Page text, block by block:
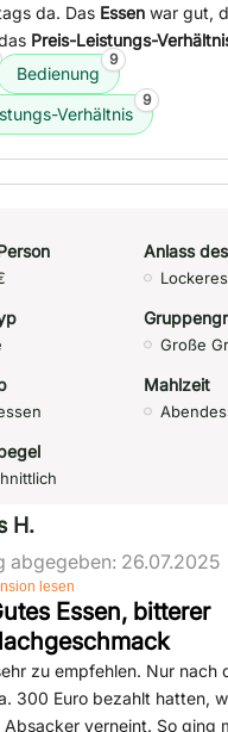
da. Das Essen war gut,
Preis-Leistungs-
Bedienung
9
Verhältnis
9
Anlass
Große
Mahlzeit
H.
abgegeben: 26.07.2025
lesen
Essen, bitterer
zu empfehlen. Nur nach
300 Euro bezahlt hatten,
Absacker verneint. So ging